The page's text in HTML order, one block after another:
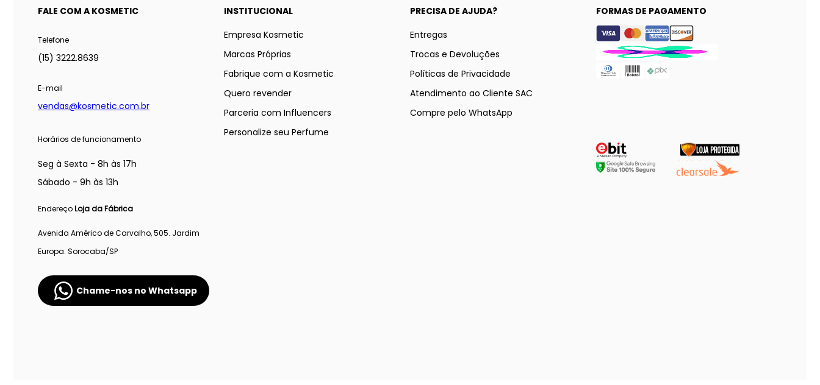
FALE COM A KOSMETIC
Telefone
(15) 3222.8639
E-mail
vendas@kosmetic.com.br
Horários de funcionamento
Seg à Sexta - 8h às 17h
Sábado - 9h às 13h
EndereçoLoja da Fábrica
Avenida Américo de Carvalho, 505. Jardim
Europa. Sorocaba/SP
Chame-nos no Whatsapp
INSTITUCIONAL
Empresa Kosmetic
Marcas Próprias
Fabrique com a Kosmetic
Quero revender
Parceria com Influencers
Personalize seu Perfume
PRECISA DE AJUDA?
Entregas
Trocas e Devoluções
Políticas de Privacidade
Atendimento ao Cliente SAC
Compre pelo WhatsApp
FORMAS DE PAGAMENTO